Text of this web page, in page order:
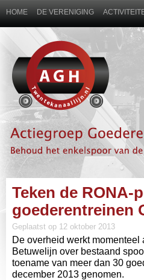
HOME DE VERENIGING
Teken de RONA-
goederentreinen
Geplaatst op 12 oktober 2013
De overheid werkt
Betuwelijn over bestaand
toename van meer dan 30
december 2013 genomen.